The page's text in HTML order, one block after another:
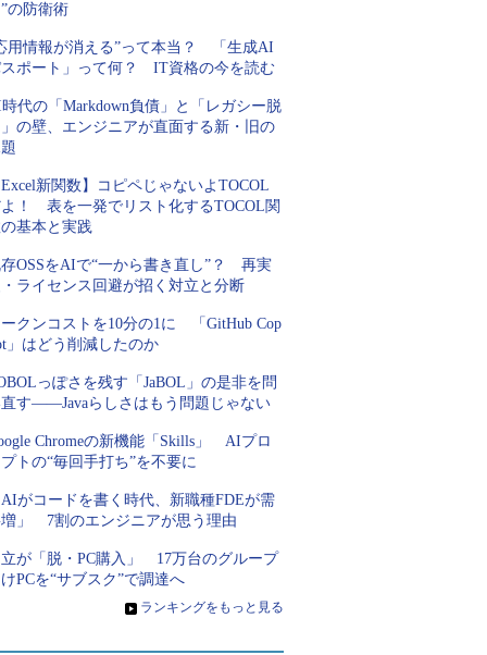
の防衛術
用情報が消える”って本当？ 「生成AI
ポート」って何？ IT資格の今を読む
代の「Markdown負債」と「レガシー脱
の壁、エンジニアが直面する新・旧の
新関数】コピペじゃないよTOCOL
！ 表を一発でリスト化するTOCOL関
基本と実践
OSSをAIで“一から書き直し”？ 再実
ライセンス回避が招く対立と分断
クンコストを10分の1に 「GitHub Cop
」はどう削減したのか
っぽさを残す「JaBOL」の是非を問
す――Javaらしさはもう問題じゃない
Chromeの新機能「Skills」 AIプロ
トの“毎回手打ち”を不要に
がコードを書く時代、新職種FDEが需
」 7割のエンジニアが思う理由
が「脱・PC購入」 17万台のグループ
PCを“サブスク”で調達へ
» ランキングをもっと見る